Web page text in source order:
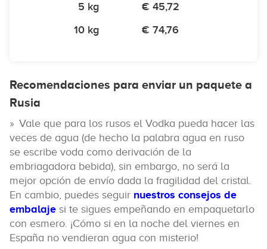
5 kg
€ 45,72
10 kg
€ 74,76
Recomendaciones para enviar un paquete a
Rusia
Vale que para los rusos el Vodka pueda hacer las
veces de agua (de hecho la palabra agua en ruso
se escribe voda como derivación de la
embriagadora bebida), sin embargo, no será la
mejor opción de envío dada la fragilidad del cristal.
En cambio, puedes seguir nuestros consejos de
embalaje si te sigues empeñando en empaquetarlo
con esmero. ¡Cómo si en la noche del viernes en
España no vendieran agua con misterio!